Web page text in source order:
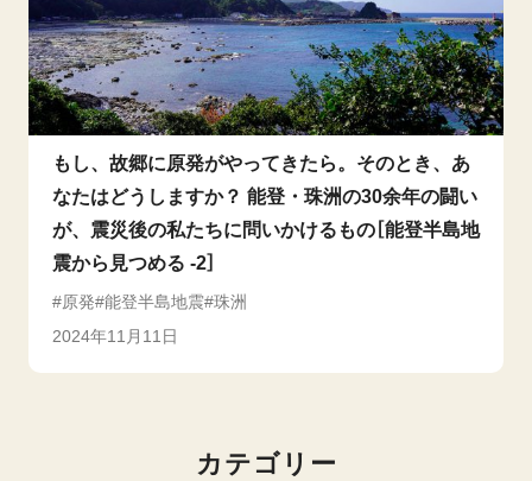
もし、故郷に原発がやってきたら。そのとき、あ
なたはどうしますか？ 能登・珠洲の30余年の闘い
が、震災後の私たちに問いかけるもの［能登半島地
震から見つめる -2］
原発 能登半島地震 珠洲
2024年11月11日
カテゴリー